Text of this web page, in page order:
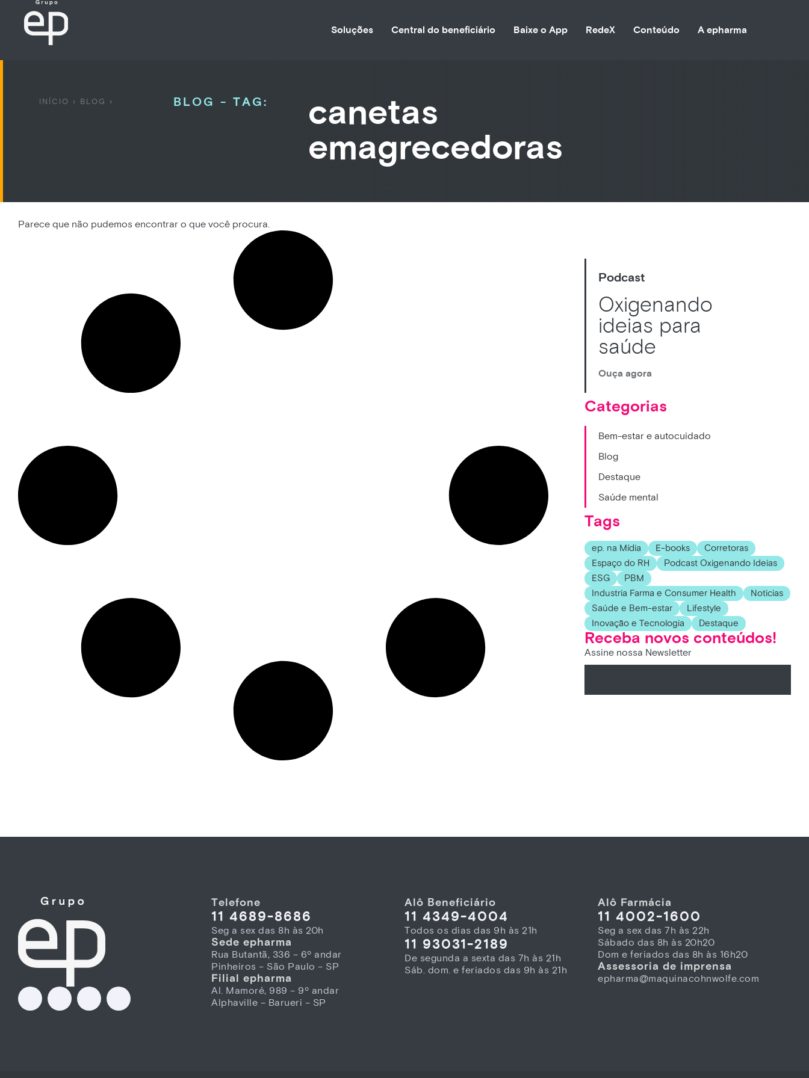
Soluções Central do beneficiário Baixe o App RedeX Conteúdo A epharma
INÍCIO › BLOG › BLOG - TAG: canetas
emagrecedoras
Parece que não pudemos encontrar o que você procura.
Podcast
Oxigenando
ideias para
saúde
Ouça agora
Categorias
Bem-estar e autocuidado
Blog
Destaque
Saúde mental
Tags
ep. na Mídia E-books
Corretoras
Espaço do RH
Podcast Oxigenando Ideias
ESG
PBM
Industria Farma e Consumer Health
Noticias
Saúde e Bem-estar
Lifestyle
Inovação e Tecnologia
Destaque
Receba novos conteúdos!
Assine nossa Newsletter
Telefone
11 4689-8686
Seg a sex das 8h às 20h
Sede epharma
Rua Butantã, 336 – 6º andar
Pinheiros – São Paulo – SP
Filial epharma
Al. Mamoré, 989 – 9º andar
Alphaville – Barueri – SP
Alô Beneficiário
11 4349-4004
Todos os dias das 9h às 21h
11 93031-2189
De segunda a sexta das 7h às 21h
Sáb. dom. e feriados das 9h às 21h
Alô Farmácia
11 4002-1600
Seg a sex das 7h às 22h
Sábado das 8h às 20h20
Dom e feriados das 8h às 16h20
Assessoria de imprensa
epharma@maquinacohnwolfe.com